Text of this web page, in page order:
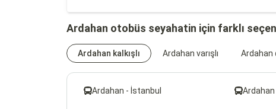
Ardahan otobüs seyahatin için farklı
Ardahan kalkışlı Ardahan varışlı Ardahan
Ardahan - İstanbul